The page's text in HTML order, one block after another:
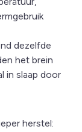
dezelfde
het brein
in slaap door
herstel: